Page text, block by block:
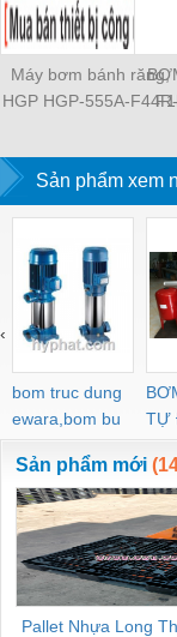
Máy bơm bánh răng,
HGP HGP-555A-F44R-
L826R-4BDB HGP-
53A-L33R-X1-2B-G-13
HGP-555A-L48R-Z-
L36L-X-4BD HGP-22A-
F92L-X-4BJ HGP-53A-
L44R-Z-4BD-P-13
2A-
Sản phẩm xem
bom truc dung
ewara,bom bu
ewara
TỰ
‹
Sản phẩm mới
Pallet Nhựa Long